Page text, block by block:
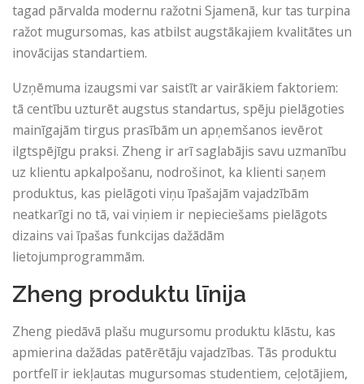
tagad pārvalda modernu ražotni Sjamenā, kur tas turpina
ražot mugursomas, kas atbilst augstākajiem kvalitātes un
inovācijas standartiem.
Uzņēmuma izaugsmi var saistīt ar vairākiem faktoriem:
tā centību uzturēt augstus standartus, spēju pielāgoties
mainīgajām tirgus prasībām un apņemšanos ievērot
ilgtspējīgu praksi. Zheng ir arī saglabājis savu uzmanību
uz klientu apkalpošanu, nodrošinot, ka klienti saņem
produktus, kas pielāgoti viņu īpašajām vajadzībām
neatkarīgi no tā, vai viņiem ir nepieciešams pielāgots
dizains vai īpašas funkcijas dažādām
lietojumprogrammām.
Zheng produktu līnija
Zheng piedāvā plašu mugursomu produktu klāstu, kas
apmierina dažādas patērētāju vajadzības. Tās produktu
portfelī ir iekļautas mugursomas studentiem, ceļotājiem,